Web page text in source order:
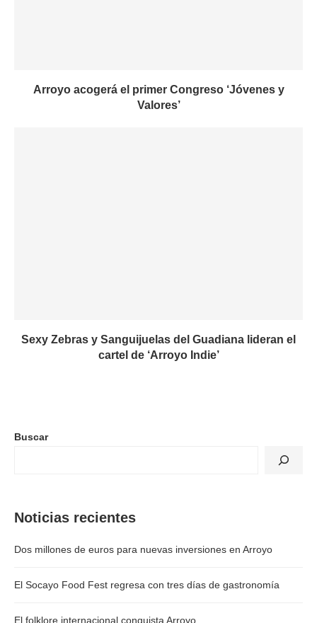
Arroyo acogerá el primer Congreso ‘Jóvenes y
Valores’
Sexy Zebras y Sanguijuelas del Guadiana lideran el
cartel de ‘Arroyo Indie’
Buscar
Noticias recientes
Dos millones de euros para nuevas inversiones en Arroyo
El Socayo Food Fest regresa con tres días de gastronomía
El folklore internacional conquista Arroyo